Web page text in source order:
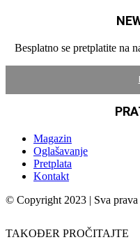
Besplatno se pretplatite na
Magazin
Oglašavanje
Pretplata
Kontakt
© Copyright 2023 | Sva prava
TAKOĐER PROČITAJTE